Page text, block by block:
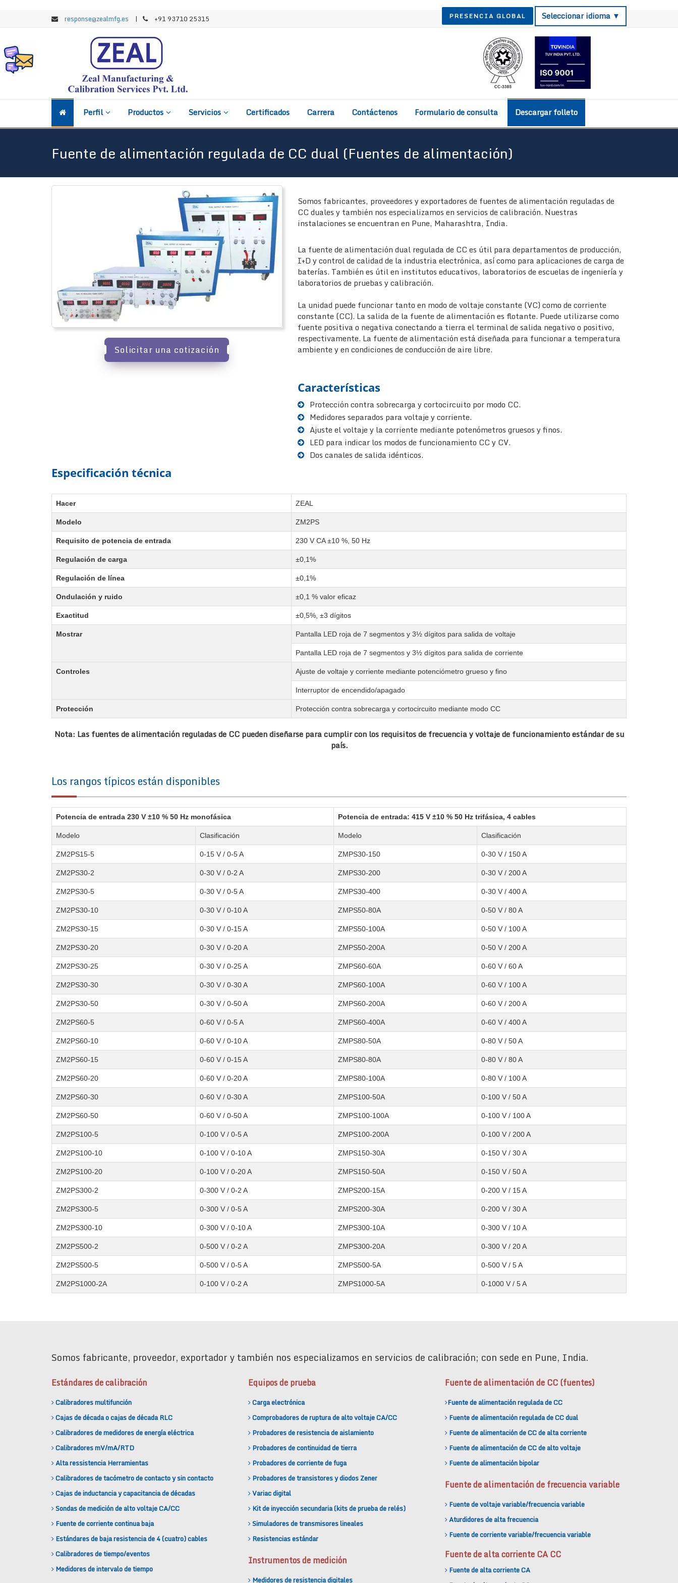
response@zealmfg.es | +91 93710 25315 PRESENCIA GLOBAL Seleccionar idioma ▼
Perfil Productos Servicios Certificados Carrera Contáctenos Formulario de consulta Descargar folleto
Fuente de alimentación regulada de CC dual (Fuentes de alimentación)
Solicitar una cotización
Somos fabricantes, proveedores y exportadores de fuentes de alimentación reguladas de
CC duales y también nos especializamos en servicios de calibración. Nuestras
instalaciones se encuentran en Pune, Maharashtra, India.
La fuente de alimentación dual regulada de CC es útil para departamentos de producción,
I+D y control de calidad de la industria electrónica, así como para aplicaciones de carga de
baterías. También es útil en institutos educativos, laboratorios de escuelas de ingeniería y
laboratorios de pruebas y calibración.
La unidad puede funcionar tanto en modo de voltaje constante (VC) como de corriente
constante (CC). La salida de la fuente de alimentación es flotante. Puede utilizarse como
fuente positiva o negativa conectando a tierra el terminal de salida negativo o positivo,
respectivamente. La fuente de alimentación está diseñada para funcionar a temperatura
ambiente y en condiciones de conducción de aire libre.
Características
Protección contra sobrecarga y cortocircuito por modo CC.
Medidores separados para voltaje y corriente.
Ajuste el voltaje y la corriente mediante potenómetros gruesos y finos.
LED para indicar los modos de funcionamiento CC y CV.
Dos canales de salida idénticos.
Especificación técnica
Hacer ZEAL
Modelo ZM2PS
Requisito de potencia de entrada 230 V CA ±10 %, 50 Hz
Regulación de carga ±0,1%
Regulación de línea ±0,1%
Ondulación y ruido ±0,1 % valor eficaz
Exactitud ±0,5%, ±3 dígitos
Mostrar Pantalla LED roja de 7 segmentos y 3½ dígitos para salida de voltaje
Pantalla LED roja de 7 segmentos y 3½ dígitos para salida de corriente
Controles Ajuste de voltaje y corriente mediante potenciómetro grueso y fino
Interruptor de encendido/apagado
Protección Protección contra sobrecarga y cortocircuito mediante modo CC
Nota: Las fuentes de alimentación reguladas de CC pueden diseñarse para cumplir con los requisitos de frecuencia y voltaje de funcionamiento estándar de su
país.
Los rangos típicos están disponibles
Potencia de entrada 230 V ±10 % 50 Hz monofásica Potencia de entrada: 415 V ±10 % 50 Hz trifásica, 4 cables
Modelo Clasificación Modelo Clasificación
ZM2PS15-5 0-15 V / 0-5 A ZMPS30-150 0-30 V / 150 A
ZM2PS30-2 0-30 V / 0-2 A ZMPS30-200 0-30 V / 200 A
ZM2PS30-5 0-30 V / 0-5 A ZMPS30-400 0-30 V / 400 A
ZM2PS30-10 0-30 V / 0-10 A ZMPS50-80A 0-50 V / 80 A
ZM2PS30-15 0-30 V / 0-15 A ZMPS50-100A 0-50 V / 100 A
ZM2PS30-20 0-30 V / 0-20 A ZMPS50-200A 0-50 V / 200 A
ZM2PS30-25 0-30 V / 0-25 A ZMPS60-60A 0-60 V / 60 A
ZM2PS30-30 0-30 V / 0-30 A ZMPS60-100A 0-60 V / 100 A
ZM2PS30-50 0-30 V / 0-50 A ZMPS60-200A 0-60 V / 200 A
ZM2PS60-5 0-60 V / 0-5 A ZMPS60-400A 0-60 V / 400 A
ZM2PS60-10 0-60 V / 0-10 A ZMPS80-50A 0-80 V / 50 A
ZM2PS60-15 0-60 V / 0-15 A ZMPS80-80A 0-80 V / 80 A
ZM2PS60-20 0-60 V / 0-20 A ZMPS80-100A 0-80 V / 100 A
ZM2PS60-30 0-60 V / 0-30 A ZMPS100-50A 0-100 V / 50 A
ZM2PS60-50 0-60 V / 0-50 A ZMPS100-100A 0-100 V / 100 A
ZM2PS100-5 0-100 V / 0-5 A ZMPS100-200A 0-100 V / 200 A
ZM2PS100-10 0-100 V / 0-10 A ZMPS150-30A 0-150 V / 30 A
ZM2PS100-20 0-100 V / 0-20 A ZMPS150-50A 0-150 V / 50 A
ZM2PS300-2 0-300 V / 0-2 A ZMPS200-15A 0-200 V / 15 A
ZM2PS300-5 0-300 V / 0-5 A ZMPS200-30A 0-200 V / 30 A
ZM2PS300-10 0-300 V / 0-10 A ZMPS300-10A 0-300 V / 10 A
ZM2PS500-2 0-500 V / 0-2 A ZMPS300-20A 0-300 V / 20 A
ZM2PS500-5 0-500 V / 0-5 A ZMPS500-5A 0-500 V / 5 A
ZM2PS1000-2A 0-100 V / 0-2 A ZMPS1000-5A 0-1000 V / 5 A
Somos fabricante, proveedor, exportador y también nos especializamos en servicios de calibración; con sede en Pune, India.
Estándares de calibración
Calibradores multifunción
Cajas de década o cajas de década RLC
Calibradores de medidores de energía eléctrica
Calibradores mV/mA/RTD
Alta ressistencia Herramientas
Calibradores de tacómetro de contacto y sin contacto
Cajas de inductancia y capacitancia de décadas
Sondas de medición de alto voltaje CA/CC
Fuente de corriente continua baja
Estándares de baja resistencia de 4 (cuatro) cables
Calibradores de tiempo/eventos
Medidores de intervalo de tiempo
Equipos de prueba
Carga electrónica
Comprobadores de ruptura de alto voltaje CA/CC
Probadores de resistencia de aislamiento
Probadores de continuidad de tierra
Probadores de corriente de fuga
Probadores de transistores y diodos Zener
Variac digital
Kit de inyección secundaria (kits de prueba de relés)
Simuladores de transmisores lineales
Resistencias estándar
Instrumentos de medición
Medidores de resistencia digitales
Fuente de alimentación de CC (fuentes)
Fuente de alimentación regulada de CC
Fuente de alimentación regulada de CC dual
Fuente de alimentación de CC de alta corriente
Fuente de alimentación de CC de alto voltaje
Fuente de alimentación bipolar
Fuente de alimentación de frecuencia variable
Fuente de voltaje variable/frecuencia variable
Aturdidores de alta frecuencia
Fuente de corriente variable/frecuencia variable
Fuente de alta corriente CA CC
Fuente de alta corriente CA